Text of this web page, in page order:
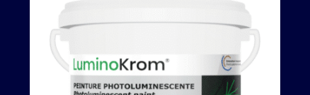
Les
peuvent
être
choisies